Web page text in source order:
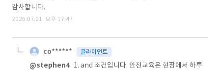
감사합니다.
2026.07.01. 오후 17:47
co****** 클라이언트
@stephen4 1. and 조건입니다. 안전교육은 현장에서 하루